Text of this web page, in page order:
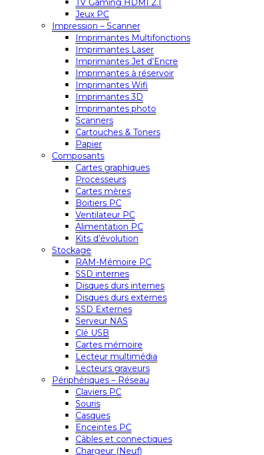
TV Gaming HDMI 2.1
Jeux PC
Impression – Scanner
Imprimantes Multifonctions
Imprimantes Laser
Imprimantes Jet d’Encre
Imprimantes à réservoir
Imprimantes Wifi
Imprimantes 3D
Imprimantes photo
Scanners
Cartouches & Toners
Papier
Composants
Cartes graphiques
Processeurs
Cartes mères
Boitiers PC
Ventilateur PC
Alimentation PC
Kits d’évolution
Stockage
RAM-Mémoire PC
SSD internes
Disques durs internes
Disques durs externes
SSD Externes
Serveur NAS
Clé USB
Cartes mémoire
Lecteur multimédia
Lecteurs graveurs
Périphériques – Réseau
Claviers PC
Souris
Casques
Enceintes PC
Câbles et connectiques
Chargeur (Neuf)